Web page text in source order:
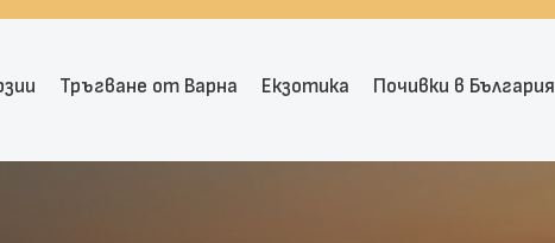
Тръгване от Варна Екзотика Почивки в България